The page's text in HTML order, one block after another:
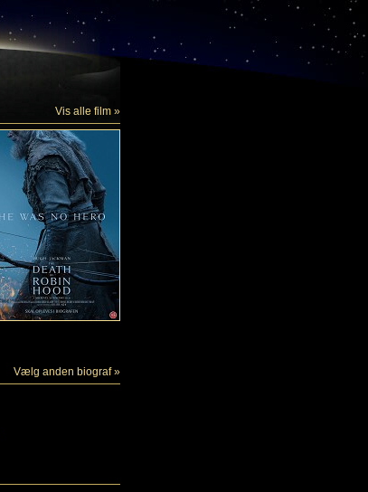
Vis alle film »
Vælg anden biograf »